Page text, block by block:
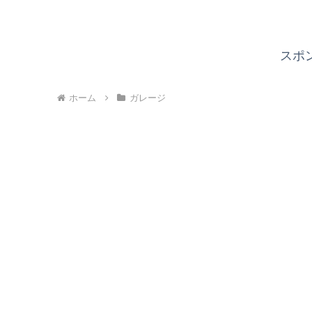
スポ
ホーム ガレージ